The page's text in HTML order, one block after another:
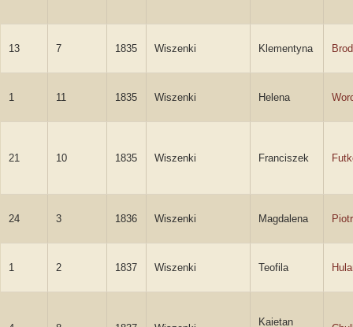
13 7 1835 Wiszenki Klementyna
1 11 1835 Wiszenki Helena
21 10 1835 Wiszenki Franciszek
24 3 1836 Wiszenki Magdalena
1 2 1837 Wiszenki Teofila
Kaietan